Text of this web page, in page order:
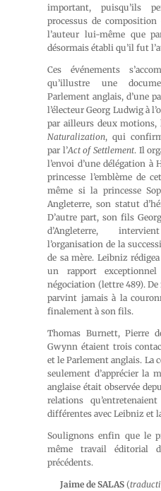
important, puisqu’ils
processus de
l’auteur lui-même que
désormais établi qu’il fut
Ces événements
qu’illustre une
Parlement anglais, d’une
l’électeur Georg Ludwig à
par ailleurs deux motions,
Naturalization, qui
par l’Act of Settlement. Il
l’envoi d’une délégation
princesse l’emblème de
même si la princesse
Angleterre, son statut
D’autre part, son fils
d’Angleterre,
l’organisation de la
de sa mère. Leibniz
un rapport
négociation (lettre 489).
parvint jamais à la
finalement à son fils.
Thomas Burnett, Pierre
Gwynn étaient trois
et le Parlement anglais. La
seulement d’apprécier la
anglaise était observée
relations
différentes avec Leibniz et
Soulignons enfin que le
même travail éditorial
précédents.
Jaime de SALAS(